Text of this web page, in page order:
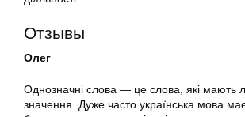
Отзывы
Олег
Однозначні слова — це слова, які мають
значення. Дуже часто українська мова